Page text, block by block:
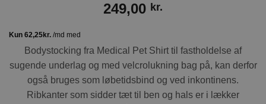
249,00 kr.
Bodystocking fra Medical Pet Shirt til fastholdelse af
sugende underlag og med velcrolukning bag på, kan derfor
også bruges som løbetidsbind og ved inkontinens.
Ribkanter som sidder tæt til ben og hals er i lækker